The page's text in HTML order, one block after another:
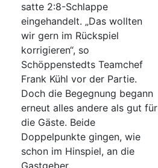
satte 2:8-Schlappe
eingehandelt. „Das wollten
wir gern im Rückspiel
korrigieren“, so
Schöppenstedts Teamchef
Frank Kühl vor der Partie.
Doch die Begegnung begann
erneut alles andere als gut für
die Gäste. Beide
Doppelpunkte gingen, wie
schon im Hinspiel, an die